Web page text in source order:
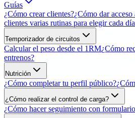
Guías
¿Cómo crear clientes?¿Cómo dar
clientes varias rutinas para elegir cada
Temporizador de circuitos
Calcular el peso desde el 1RM¿Cómo
entrenos?
Nutrición
¿Cómo completar tu perfil público?
¿Cómo realizar el control de carga?
¿Cómo hacer seguimiento con